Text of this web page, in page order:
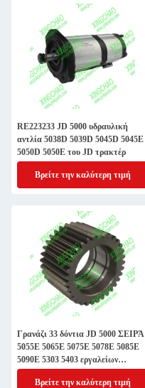
RE223233 JD 5000 υδραυλική
αντλία 5038D 5039D 5045D 5045E
5050D 5050E του JD τρακτέρ
Βρείτε την καλύτερη τιμή
Γρανάζι 33 δόντια JD 5000 ΣΕΙΡΆ
5055E 5065E 5075E 5078E 5085E
5090E 5303 5403 εργαλείων
πλανητών L158672 L113164 5600
Βρείτε την καλύτερη τιμή